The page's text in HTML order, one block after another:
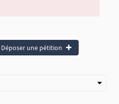
Déposer une pétition